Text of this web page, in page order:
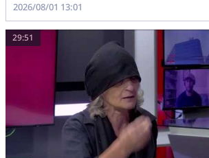
2026/08/01 13:01
29:51